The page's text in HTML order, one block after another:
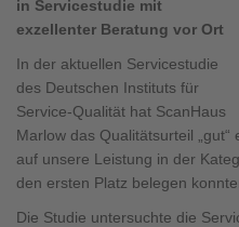
in Servicestudie mit
exzellenter Beratung vor Ort
In der aktuellen Servicestudie
des Deutschen Instituts für
Service-Qualität hat ScanHaus
Marlow das Qualitätsurteil
auf unsere Leistung in der
den ersten Platz belegen
Die Studie untersuchte die